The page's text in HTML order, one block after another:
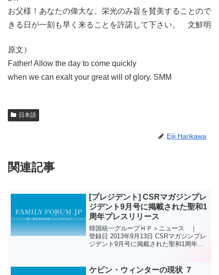
お父様！あなたの偉大な、栄光のみ旨を賛美することので
きる日が一刻も早く来ることを許諾して下さい。 文鮮明
原文）
Father! Allow the day to come quickly
when we can exalt your great will of glory. SMM
日本語
Eiji Harikawa
関連記事
[プレジデント] CSRマガジンプレ
ジデント9月号に掲載された聖和1
周年プレスリリース
韓国統一グループＨＰ＞ニュース ｜
登録日 2013年9月13日 CSRマガジンプレ
ジデント9月号に掲載された聖和1周年プ
ケビン・ウィンターの現状 ７